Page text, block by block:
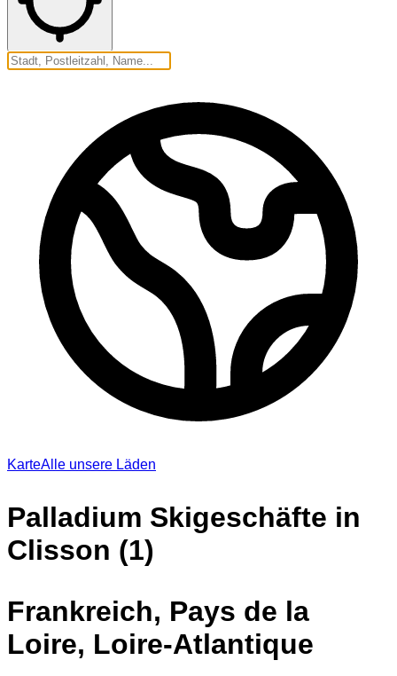
KarteAlle unsere Läden
Palladium Skigeschäfte in
Clisson (1)
Frankreich, Pays de la
Loire, Loire-Atlantique